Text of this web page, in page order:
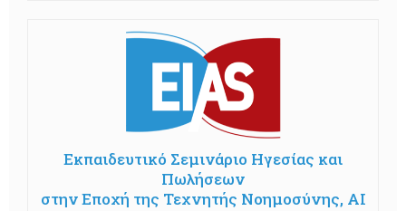
Εκπαιδευτικό Σεμινάριο Ηγεσίας και
Πωλήσεων
στην Εποχή της Τεχνητής Νοημοσύνης, AI